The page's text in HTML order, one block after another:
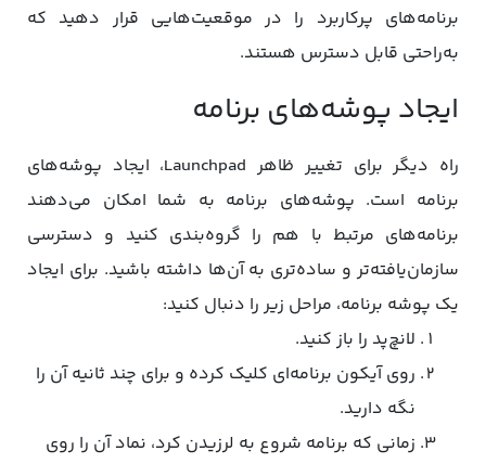
برنامه‌های پرکاربرد را در موقعیت‌هایی قرار دهید که
به‌راحتی قابل دسترس هستند.
ایجاد پوشه‌های برنامه
راه دیگر برای تغییر ظاهر Launchpad، ایجاد پوشه‌های
برنامه است. پوشه‌های برنامه به شما امکان می‌دهند
برنامه‌های مرتبط با هم را گروه‌بندی کنید و دسترسی
سازمان‌یافته‌تر و ساده‌تری به‌ آن‌ها داشته باشید. برای ایجاد
یک پوشه برنامه، مراحل زیر را دنبال کنید:
لانچ‌پد را باز کنید.
روی آیکون برنامه‌ای کلیک کرده و برای چند ثانیه آن را
نگه دارید.
زمانی که برنامه شروع به لرزیدن کرد، نماد آن را روی